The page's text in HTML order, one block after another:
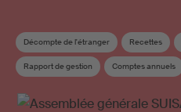
Décompte de l'étranger Recettes
Rapport de gestion Comptes annuels